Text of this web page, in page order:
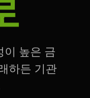
이 높은 금
하든 기관